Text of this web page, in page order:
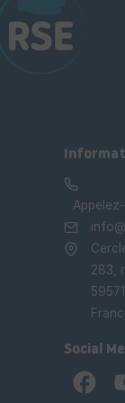
283,
Social